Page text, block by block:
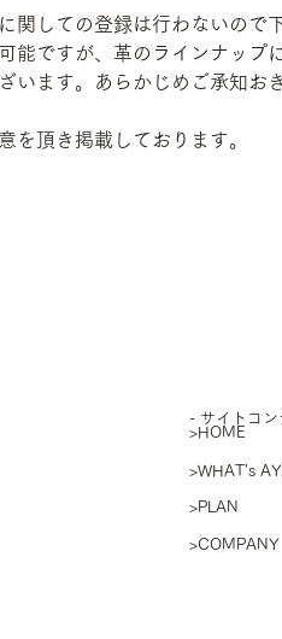
関しての登録は行わないので
能ですが、革のラインナップ
います。あらかじめご承知お
を頂き掲載しております。
​- サイトコン
>HOME
>WHAT's
>PLAN
>COMPANY